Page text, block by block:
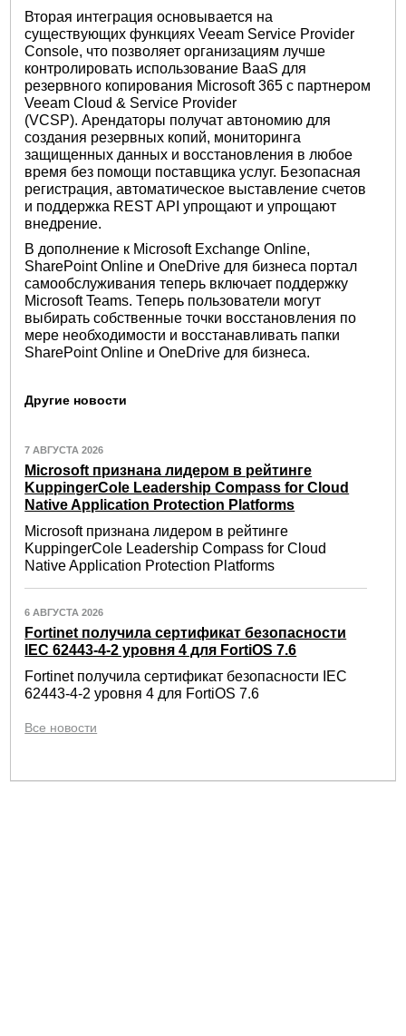
Вторая интеграция основывается на
существующих функциях Veeam Service Provider
Console, что позволяет организациям лучше
контролировать использование BaaS для
резервного копирования Microsoft 365 с партнером
Veeam Cloud & Service Provider
(VCSP). Арендаторы получат автономию для
создания резервных копий, мониторинга
защищенных данных и восстановления в любое
время без помощи поставщика услуг. Безопасная
регистрация, автоматическое выставление счетов
и поддержка REST API упрощают и упрощают
внедрение.
В дополнение к Microsoft Exchange Online,
SharePoint Online и OneDrive для бизнеса портал
самообслуживания теперь включает поддержку
Microsoft Teams. Теперь пользователи могут
выбирать собственные точки восстановления по
мере необходимости и восстанавливать папки
SharePoint Online и OneDrive для бизнеса.
Другие новости
7 АВГУСТА 2026
Microsoft признана лидером в рейтинге
KuppingerCole Leadership Compass for Cloud
Native Application Protection Platforms
Microsoft признана лидером в рейтинге
KuppingerCole Leadership Compass for Cloud
Native Application Protection Platforms
6 АВГУСТА 2026
Fortinet получила сертификат безопасности
IEC 62443-4-2 уровня 4 для FortiOS 7.6
Fortinet получила сертификат безопасности IEC
62443-4-2 уровня 4 для FortiOS 7.6
Все новости